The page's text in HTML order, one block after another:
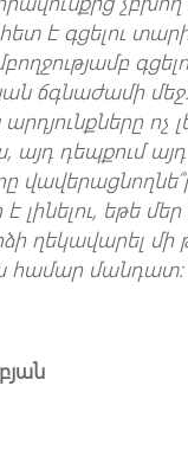
է գցելու
ճգնաժամի
ոչ
այդ դեպքում այդ
լինելու, եթե
ղեկավարել մի
համար մանդատ։